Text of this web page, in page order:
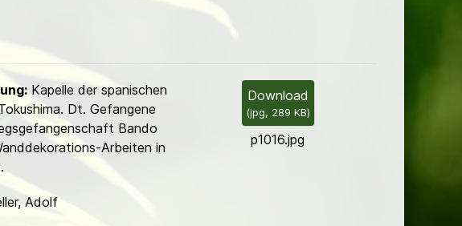
Download
(jpg, 289 KB)
p1016.jpg
Kapelle der spanischen
Dt. Gefangene
Bando
Arbeiten in
Adolf